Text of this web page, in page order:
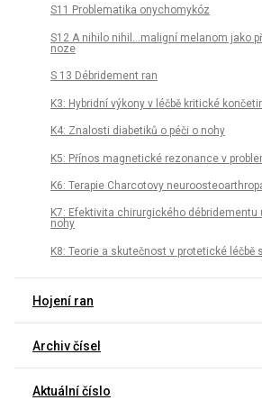
S11 Problematika onychomykóz
S12 A nihilo nihil…maligní melanom jako
noze
S 13 Débridement ran
K3: Hybridní výkony v léčbě kritické
K4: Znalosti diabetiků o péči o nohy
K5: Přínos magnetické rezonance v
K6: Terapie Charcotovy
K7: Efektivita chirurgického
nohy
K8: Teorie a skutečnost v protetické
Hojení ran
Archiv čísel
Aktuální číslo